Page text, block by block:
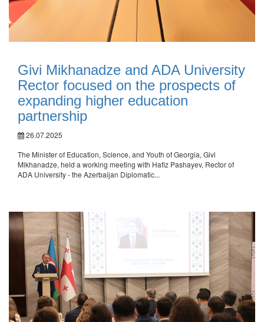
Givi Mikhanadze and ADA University
Rector focused on the prospects of
expanding higher education
partnership
26.07.2025
The Minister of Education, Science, and Youth of Georgia, Givi
Mikhanadze, held a working meeting with Hafiz Pashayev, Rector of
ADA University - the Azerbaijan Diplomatic...